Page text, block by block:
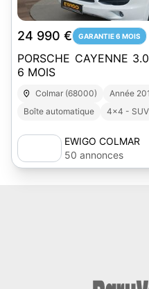
24 990 € GARANTIE 6 MOIS
PORSCHE CAYENNE
6 MOIS
Colmar (68000) Année
Boîte automatique
4x4 - SUV
EWIGO COLMAR
50 annonces